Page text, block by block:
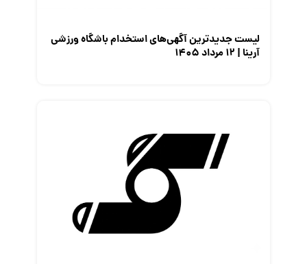
لیست جدیدترین آگهی‌های استخدام باشگاه ورزشی
آرینا | ۱۲ مرداد ۱۴۰۵